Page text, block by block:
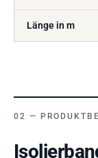
Länge in m